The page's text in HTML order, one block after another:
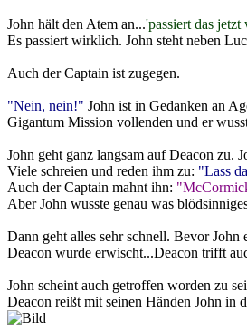
John hält den Atem an...'passiert das
Es passiert wirklich. John steht neben
Auch der Captain ist zugegen.
"Nein, nein!" John ist in Gedanken an
Gigantum Mission vollenden und er
John geht ganz langsam auf Deacon zu.
Viele schreien und reden ihm zu: "Lass
Auch der Captain mahnt ihn:
Aber John wusste genau was
Dann geht alles sehr schnell. Bevor John
Deacon wurde erwischt...Deacon trifft
John scheint auch getroffen worden zu
Deacon reißt mit seinen Händen John in